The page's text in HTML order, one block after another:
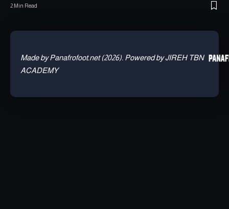
2 Min Read
Made by Panafrofoot.net (2026). Powered by JIREH TBN
ACADEMY